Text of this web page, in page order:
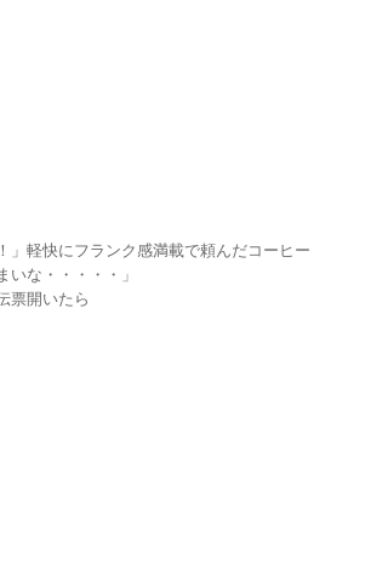
」軽快にフランク感満載で頼んだコーヒー
いな・・・・・」
票開いたら